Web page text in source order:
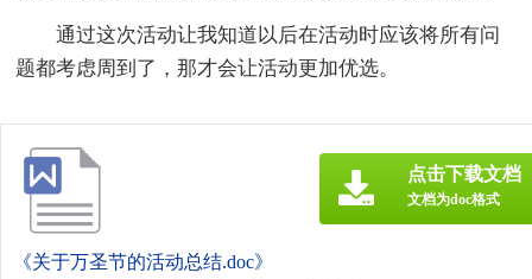
通过这次活动让我知道以后在活动时应该将所有问
题都考虑周到了，那才会让活动更加优选。
《关于万圣节的活动总结.doc》
点击下载文档
文档为doc格式